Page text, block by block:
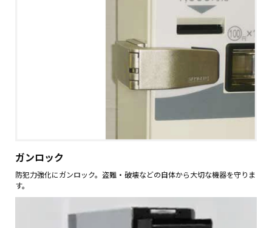
ガンロック
防犯力強化にガンロック。盗難・破壊などの自体から大切な機器を守りま
す。